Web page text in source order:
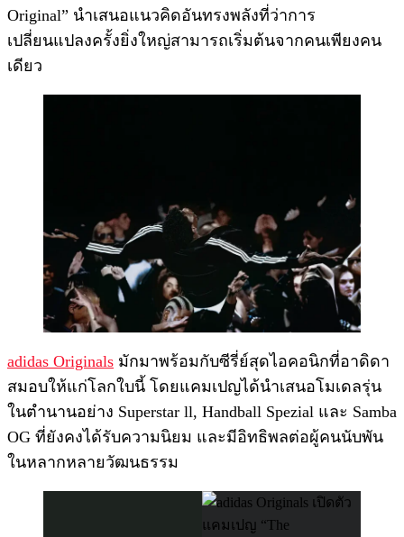
Original” นำเสนอแนวคิดอันทรงพลังที่ว่าการ
เปลี่ยนแปลงครั้งยิ่งใหญ่สามารถเริ่มต้นจากคนเพียงคน
เดียว
adidas Originals มักมาพร้อมกับซีรี่ย์สุดไอคอนิกที่อาดิดา
สมอบให้แก่โลกใบนี้ โดยแคมเปญได้นำเสนอโมเดลรุ่น
ในตำนานอย่าง Superstar ll, Handball Spezial และ Samba
OG ที่ยังคงได้รับความนิยม และมีอิทธิพลต่อผู้คนนับพัน
ในหลากหลายวัฒนธรรม